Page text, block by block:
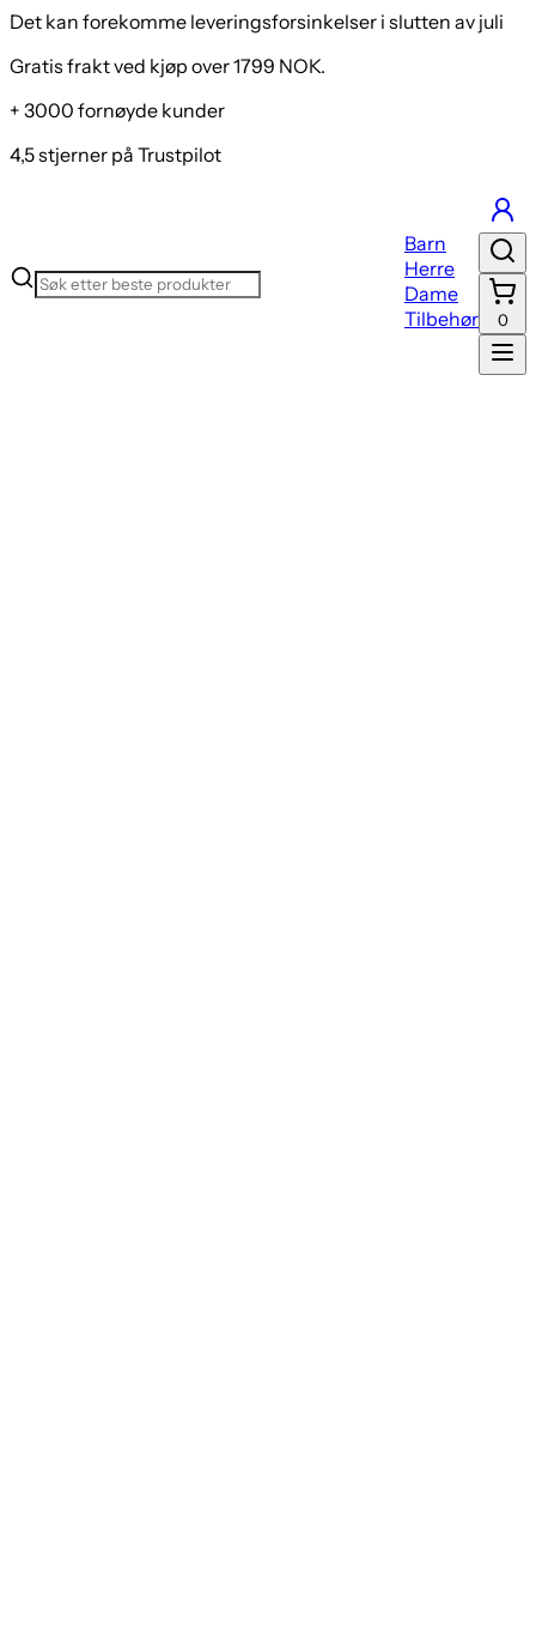
Det kan forekomme leveringsforsinkelser i slutten av juli
Gratis frakt ved kjøp over 1799 NOK.
+ 3000 fornøyde kunder
4,5 stjerner på Trustpilot
Barn
Herre
Dame
Tilbehør
0